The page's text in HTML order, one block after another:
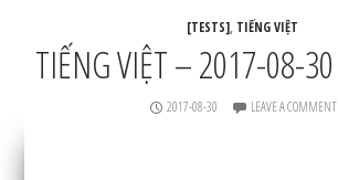
[TESTS], TIẾNG VIỆT
TIẾNG VIỆT – 2017-08-30
2017-08-30 LEAVE A COMMENT